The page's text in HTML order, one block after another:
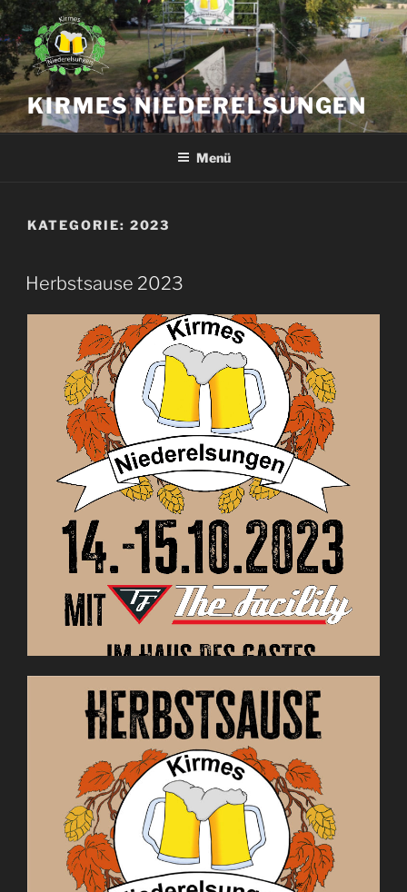
Zum
Inhalt
springen
KIRMES NIEDERELSUNGEN
Menü
KATEGORIE: 2023
Herbstsause 2023